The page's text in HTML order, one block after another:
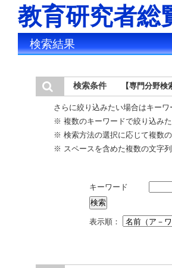
教育研究者総
検索結果
検索条件 【専門分野
さらに絞り込みたい場合はキー
※ 複数のキーワードで絞り込み
※ 検索方法の選択に応じて複数
※ スペースを含めた複数の文字
キーワード
表示順：